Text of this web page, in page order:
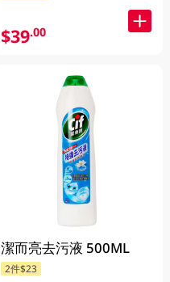
$39.00
潔而亮去污液 500ML
2件$23